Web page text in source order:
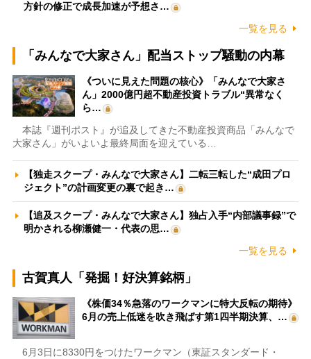
方針の修正で成長加速が予想さ…
一覧を見る
「みんなで大家さん」配当ストップ騒動の内幕
《ついに見えた問題の核心》「みんなで大家さ
ん」2000億円超不動産投資トラブル“異常なく
ら…
本誌『週刊ポスト』が追及してきた不動産投資商品「みんなで
大家さん」がいよいよ最終局面を迎えている…
【独走スクープ・みんなで大家さん】二転三転した“成田プロ
ジェクト”の計画変更の裏で起き…
【追及スクープ・みんなで大家さん】独占入手“内部議事録”で
明かされる柳瀬健一・代表の思…
一覧を見る
古賀真人「発掘！好決算銘柄」
《株価34％急落のワークマンに特大反転の期待》
6月の売上低迷を吹き飛ばす第1四半期決算、…
6月3日に8330円をつけたワークマン（東証スタンダード・